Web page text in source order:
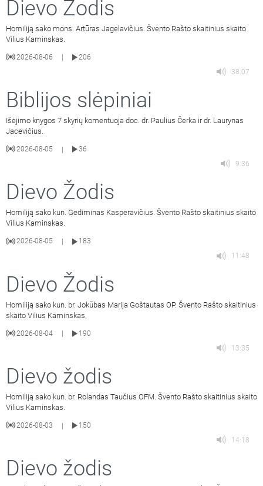
Dievo Žodis
Homiliją sako mons. Artūras Jagelavičius. Švento Rašto skaitinius skaito
Vilius Kaminskas.
2026-08-06
206
38:07
Biblijos slėpiniai
Išėjimo knygos 7 skyrių komentuoja doc. dr. Paulius Čerka ir dr. Laurynas
Jacevičius.
2026-08-05 |
36
9:36
Dievo Žodis
Homiliją sako kun. Gediminas Kasperavičius. Švento Rašto skaitinius skaito
Vilius Kaminskas.
2026-08-05
183
11:48
Dievo Žodis
Homiliją sako kun. br. Jokūbas Marija Goštautas OP. Švento Rašto skaitinius
skaito Vilius Kaminskas.
2026-08-04
190
13:35
Dievo žodis
Homiliją sako kun. br. Rolandas Taučius OFM. Švento Rašto skaitinius skaito
Vilius Kaminskas.
2026-08-03 |
150
14:18
Dievo žodis